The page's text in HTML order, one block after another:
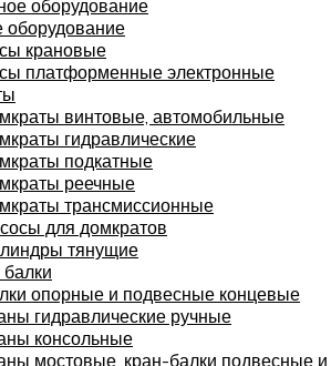
оборудование
оборудование
крановые
платформенные электронные
винтовые, автомобильные
гидравлические
подкатные
реечные
трансмиссионные
для домкратов
тянущие
опорные и подвесные концевые
гидравлические ручные
консольные
мостовые, кран-балки подвесные